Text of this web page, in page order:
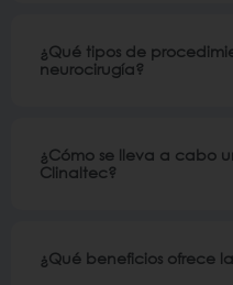
¿Qué tipos de
neurocirugía?
¿Cómo se lleva a cabo
Clinaltec?
¿Qué beneficios ofrece